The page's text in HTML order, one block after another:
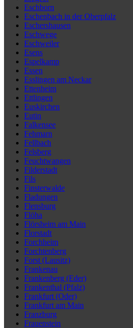
Eschborn
Eschenbach in der Oberpfalz
Eschershausen
Eschwege
Eschweiler
Esens
Espelkamp
Essen
Esslingen am Neckar
Ettenheim
Ettlingen
Euskirchen
Eutin
Falkensee
Fehmarn
Fellbach
Felsberg
Feuchtwangen
Filderstadt
Fils
Finsterwalde
Fladungen
Flensburg
Flöha
Flörsheim am Main
Florstadt
Forchheim
Forchtenberg
Forst (Lausitz)
Frankenau
Frankenberg (Eder)
Frankenthal (Pfalz)
Frankfurt (Oder)
Frankfurt am Main
Franzburg
Frauenstein